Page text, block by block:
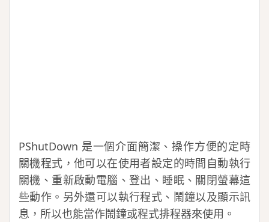
PShutDown 是一個介面簡潔、操作方便的定時
關機程式，他可以在使用者設定的時間自動執行
關機、重新啟動電腦、登出、睡眠、關閉螢幕這
些動作。另外還可以執行程式、鬧鐘以及顯示訊
息，所以也能當作鬧鐘或程式排程器來使用。